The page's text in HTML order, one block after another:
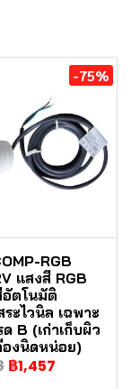
-75%
RGB
แสงสี RGB
อัตโนมัติ
ะไวนิล เฉพาะ
ด B (เก่าเก็บผิว
องนิดหน่อย)
฿1,457